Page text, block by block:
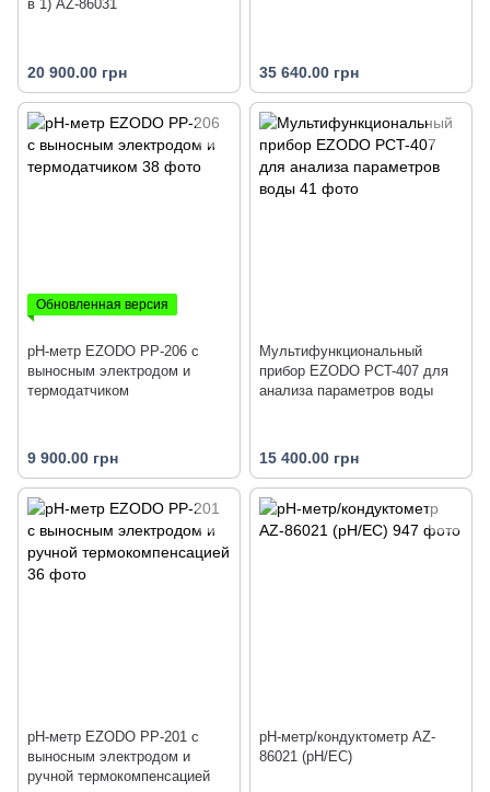
в 1) AZ-86031
20 900.00 грн 35 640.00 грн
Обновленная версия
рН-метр EZODO PP-206 с
выносным электродом и
термодатчиком
9 900.00 грн
Мультифункциональный
прибор EZODO PCT-407 для
анализа параметров воды
15 400.00 грн
рН-метр EZODO PP-201 с
выносным электродом и
ручной термокомпенсацией
pH-метр/кондуктометр AZ-
86021 (pH/EC)